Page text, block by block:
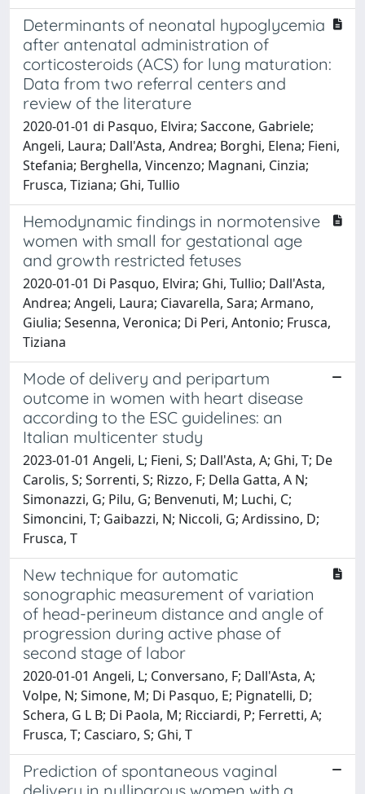
Determinants of neonatal hypoglycemia
after antenatal administration of
corticosteroids (ACS) for lung maturation:
Data from two referral centers and
review of the literature
2020-01-01 di Pasquo, Elvira; Saccone, Gabriele;
Angeli, Laura; Dall'Asta, Andrea; Borghi, Elena; Fieni,
Stefania; Berghella, Vincenzo; Magnani, Cinzia;
Frusca, Tiziana; Ghi, Tullio
Hemodynamic findings in normotensive
women with small for gestational age
and growth restricted fetuses
2020-01-01 Di Pasquo, Elvira; Ghi, Tullio; Dall'Asta,
Andrea; Angeli, Laura; Ciavarella, Sara; Armano,
Giulia; Sesenna, Veronica; Di Peri, Antonio; Frusca,
Tiziana
Mode of delivery and peripartum
outcome in women with heart disease
according to the ESC guidelines: an
Italian multicenter study
2023-01-01 Angeli, L; Fieni, S; Dall'Asta, A; Ghi, T; De
Carolis, S; Sorrenti, S; Rizzo, F; Della Gatta, A N;
Simonazzi, G; Pilu, G; Benvenuti, M; Luchi, C;
Simoncini, T; Gaibazzi, N; Niccoli, G; Ardissino, D;
Frusca, T
New technique for automatic
sonographic measurement of variation
of head-perineum distance and angle of
progression during active phase of
second stage of labor
2020-01-01 Angeli, L; Conversano, F; Dall'Asta, A;
Volpe, N; Simone, M; Di Pasquo, E; Pignatelli, D;
Schera, G L B; Di Paola, M; Ricciardi, P; Ferretti, A;
Frusca, T; Casciaro, S; Ghi, T
Prediction of spontaneous vaginal